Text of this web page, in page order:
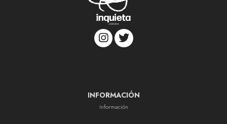
INFORMACIÓN
Información